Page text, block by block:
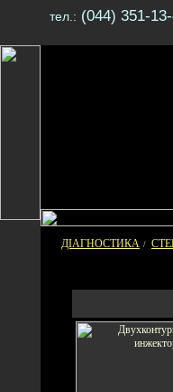
тел.: (044) 351-
ДІАГНОСТИКА /